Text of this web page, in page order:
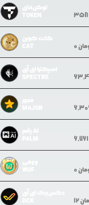
توکن‌فای
TOKEN
358
کات کوین
CAT
0
6,761
0
12